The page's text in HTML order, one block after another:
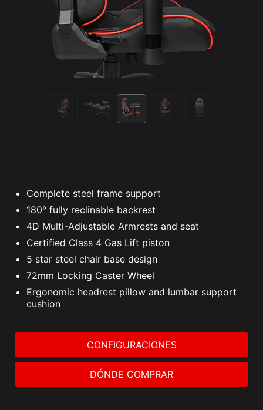
Complete steel frame support
180° fully reclinable backrest
4D Multi-Adjustable Armrests and seat
Certified Class 4 Gas Lift piston
5 star steel chair base design
72mm Locking Caster Wheel
Ergonomic headrest pillow and lumbar support
cushion
CONFIGURACIONES
DÓNDE COMPRAR